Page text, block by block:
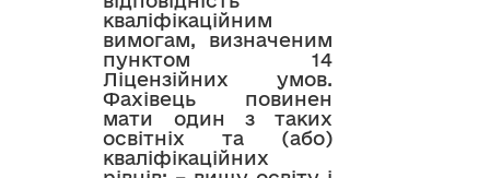
кваліфікаційним
вимогам, визначеним
пунктом 14
Ліцензійних умов.
Фахівець повинен
мати один з таких
освітніх та (або)
кваліфікаційних